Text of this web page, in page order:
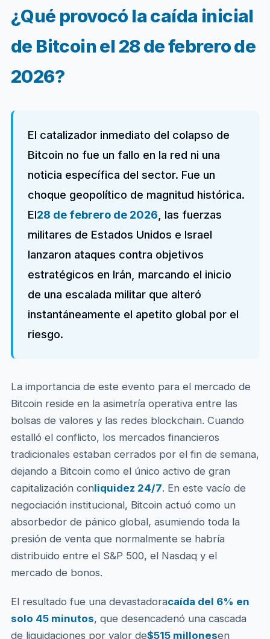
¿Qué provocó la caída inicial
de Bitcoin el 28 de febrero de
2026?
El catalizador inmediato del colapso de
Bitcoin no fue un fallo en la red ni una
noticia específica del sector. Fue un
choque geopolítico de magnitud histórica.
El28 de febrero de 2026 , las fuerzas
militares de Estados Unidos e Israel
lanzaron ataques contra objetivos
estratégicos en Irán, marcando el inicio
de una escalada militar que alteró
instantáneamente el apetito global por el
riesgo.
La importancia de este evento para el mercado de
Bitcoin reside en la asimetría operativa entre las
bolsas de valores y las redes blockchain. Cuando
estalló el conflicto, los mercados financieros
tradicionales estaban cerrados por el fin de semana,
dejando a Bitcoin como el único activo de gran
capitalización conliquidez 24/7. En este vacío de
negociación institucional, Bitcoin actuó como un
absorbedor de pánico global, asumiendo toda la
presión de venta que normalmente se habría
distribuido entre el S&P 500, el Nasdaq y el
mercado de bonos.
El resultado fue una devastadoracaída del 6% en
solo 45 minutos, que desencadenó una cascada
de liquidaciones por valor de$515 millonesen